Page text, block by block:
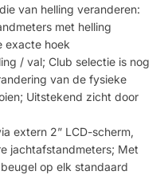
van helling veranderen:
met helling
exacte hoek
/ val; Club selectie is nog
van de fysieke
Uitstekend zicht door
extern 2” LCD-scherm,
jachtafstandmeters; Met
op elk standaard